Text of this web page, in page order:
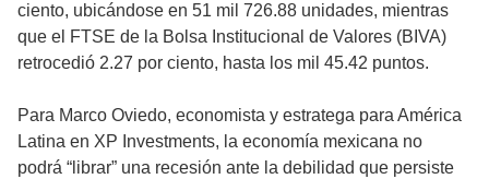
ciento, ubicándose en 51 mil 726.88 unidades, mientras
que el FTSE de la Bolsa Institucional de Valores (BIVA)
retrocedió 2.27 por ciento, hasta los mil 45.42 puntos.
Para Marco Oviedo, economista y estratega para América
Latina en XP Investments, la economía mexicana no
podrá “librar” una recesión ante la debilidad que persiste